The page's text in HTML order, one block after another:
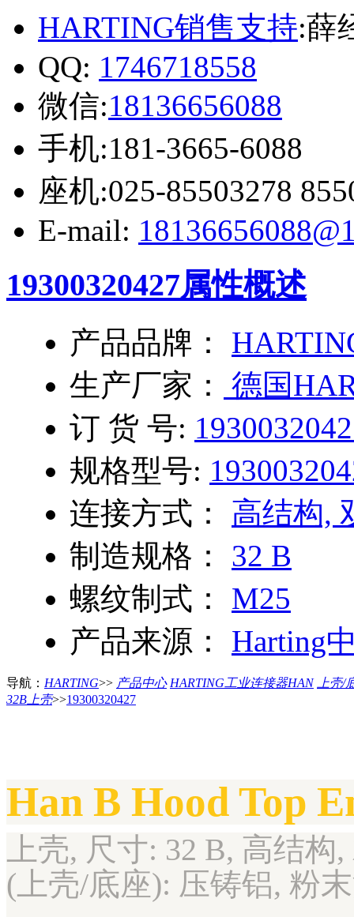
HARTING销售支持:薛
QQ: 1746718558
微信:18136656088
手机:181-3665-6088
座机:025-85503278
E-mail:
19300320427属性概述
产品品牌：
生产厂家：
德国
订 货 号:
规格型号:
连接方式：
高结构,
制造规格：
32 B
螺纹制式：
M25
产品来源：
Harting
导航： HARTING>> 产品中心 HARTING工业连接器HAN
上壳/
32B上壳>>19300320427
Han B Hood Top
上壳, 尺寸: 32 B, 高结
(上壳/底座): 压铸铝, 粉